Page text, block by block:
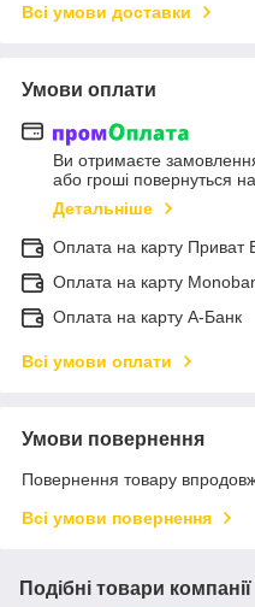
Всі умови доставки
Умови оплати
Ви отримаєте
або гроші повернуться
Детальніше
Оплата на карту Приват
Оплата на карту
Оплата на карту А-Банк
Всі умови оплати
Умови повернення
Повернення товару
Всі умови повернення
Подібні товари компанії